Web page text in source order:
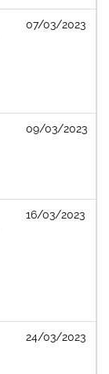
07/03/2023
09/03/2023
16/03/2023
24/03/2023